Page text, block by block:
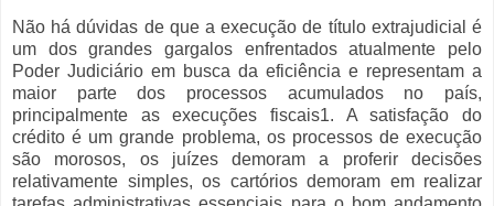
Não há dúvidas de que a execução de título extrajudicial é
um dos grandes gargalos enfrentados atualmente pelo
Poder Judiciário em busca da eficiência e representam a
maior parte dos processos acumulados no país,
principalmente as execuções fiscais1. A satisfação do
crédito é um grande problema, os processos de execução
são morosos, os juízes demoram a proferir decisões
relativamente simples, os cartórios demoram em realizar